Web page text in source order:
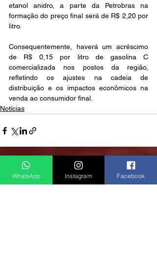
etanol anidro, a parte da Petrobras na
formação do preço final será de R$ 2,20 por
litro.
Consequentemente, haverá um acréscimo
de R$ 0,15 por litro de gasolina C
comercializada nos postos da região,
refletindo os ajustes na cadeia de
distribuição e os impactos econômicos na
venda ao consumidor final.
Notícias
Posts recentes Ver tudo
WhatsApp Instagram Facebook